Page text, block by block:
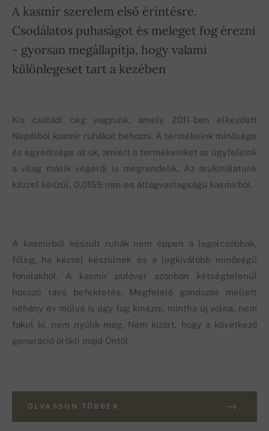
A kasmír szerelem első érintésre.
Csodálatos puhaságot és meleget fog érezni
- gyorsan megállapítja, hogy valami
különlegeset tart a kezében
Kis családi cég vagyunk, amely 2011-ben elkezdett
Nepálból kasmír ruhákat behozni. A termékeink minősége
és egyedisége az ok, amiért a termékeinket az ügyfeleink
a világ másik végéről is megrendelik. Az árukínálatunk
kézzel készül, 0,0155 mm-es átlagvastagságú kasmírból.
A kasmírból készült ruhák nem éppen a legolcsóbbak,
főleg, ha kézzel készülnek és a legkiválóbb minőségű
fonalakból. A kasmír pulóver azonban kétségtelenül
hosszú távú befektetés. Megfelelő gondozás mellett
néhány év múlva is úgy fog kinézni, mintha új volna, nem
fakul ki, nem nyúlik meg. Nem kizárt, hogy a következő
generáció örökli majd Öntől.
OLVASSON TÖBBEK